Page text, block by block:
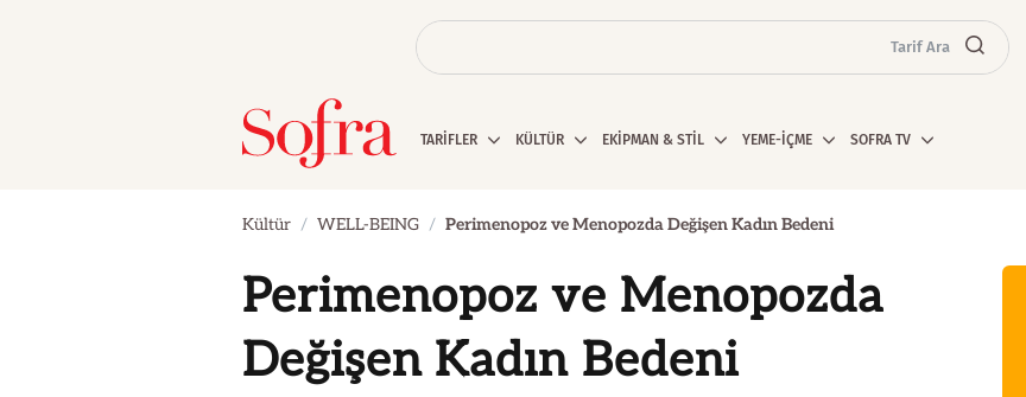
Tarif Ara
TARİFLER KÜLTÜR EKİPMAN & STİL YEME-İÇME SOFRA TV
Kültür WELL-BEING Perimenopoz ve Menopozda Değişen Kadın Bedeni
Perimenopoz ve Menopozda
Değişen Kadın Bedeni